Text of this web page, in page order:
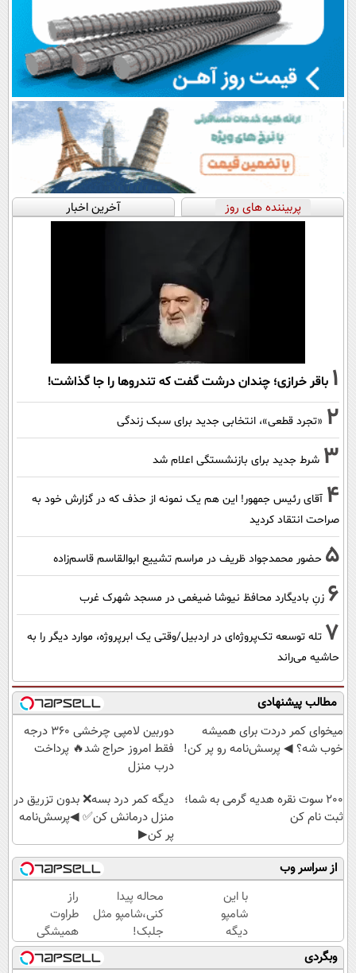
پربیننده های روز آخرین اخبار
1 باقر خرازی؛ چندان درشت گفت که تندروها را جا گذاشت!
2 «تجرد قطعی»، انتخابی جدید برای سبک زندگی
3 شرط جدید برای بازنشستگی اعلام شد
4 آقای رئیس جمهور! این هم یک نمونه از حذف که در گزارش خود به
صراحت انتقاد کردید
5 حضور محمدجواد ظریف در مراسم تشییع ابوالقاسم قاسم‌زاده
6 زنِ بادیگارد محافظ نیوشا ضیغمی در مسجد شهرک غرب
7 تله توسعه تک‌پروژه‌ای در اردبیل/وقتی یک ابرپروژه، موارد دیگر را به
حاشیه می‌راند
مطالب پیشنهادی
میخوای کمر دردت برای همیشه
خوب شه؟ ◀ پرسش‌نامه رو پر کن!
دوربین لامپی چرخشی 360 درجه
فقط امروز حراج شد🔥 پرداخت
درب منزل
200 سوت نقره هدیه گرمی به شما؛
ثبت نام کن
دیگه کمر درد بسه❌ بدون تزریق در
منزل درمانش کن✅ ◀پرسش‌نامه
پر کن▶
از سراسر وب
با این
شامپو
دیگه
یک تار
مو هم
محاله پیدا
کنی،شامپو مثل
جلبک!
ضدریزش+رویش
مجدد40%تخفیف
راز
طراوت
همیشگی
پوست،
کرم
وبگردی